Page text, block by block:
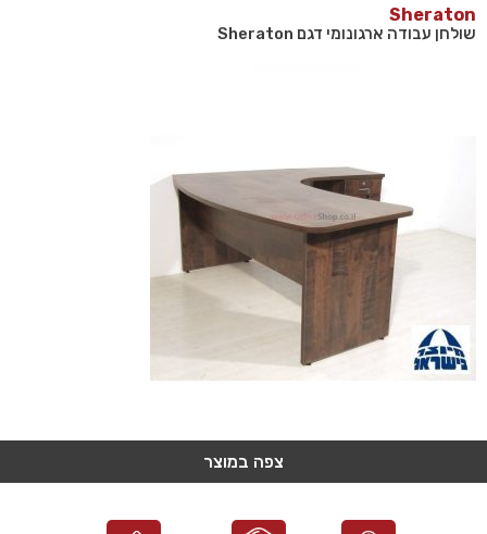
צפה במוצר
צפה במוצר
צפה במוצר
צפה במוצר
Sheraton
שולחן עבודה ארגונומי דגם Sheraton
צפה במוצר